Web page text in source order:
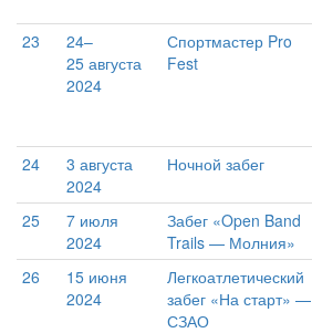
23
24–
25 августа
2024
Спортмастер Pro
Fest
24
3 августа
2024
Ночной забег
25
7 июля
2024
Забег «Open Band
Trails — Молния»
26
15 июня
2024
Легкоатлетический
забег «На старт» —
СЗАО